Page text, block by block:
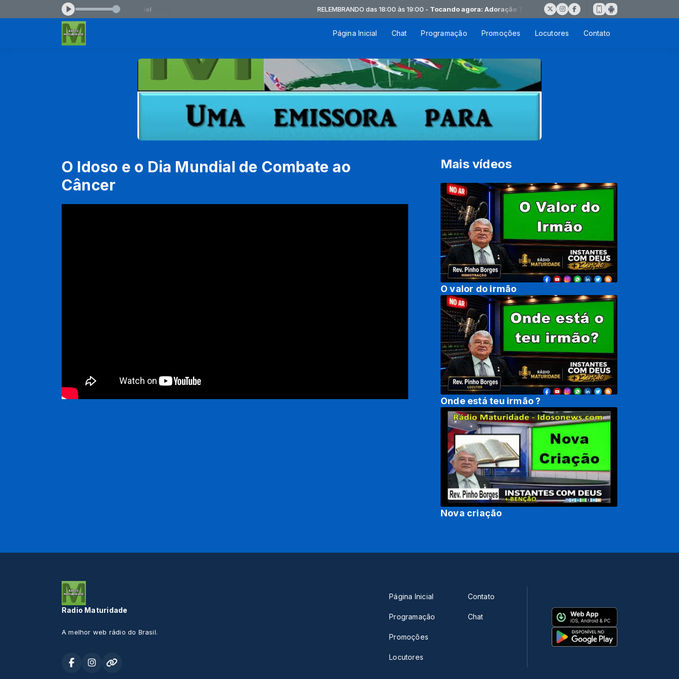
Tocando agora: Adoração Tú és Fiel RELEMBRANDO das 18:00 às 19:00 -Tocando agora: Adoração Tú és Fiel
Página Inicial Chat Programação Promoções Locutores Contato
O Idoso e o Dia Mundial de Combate ao
Câncer
Mais vídeos
O valor do irmão
Onde está teu irmão ?
Nova criação
Radio Maturidade
A melhor web rádio do Brasil.
Página Inicial
Programação
Promoções
Locutores
Contato
Chat